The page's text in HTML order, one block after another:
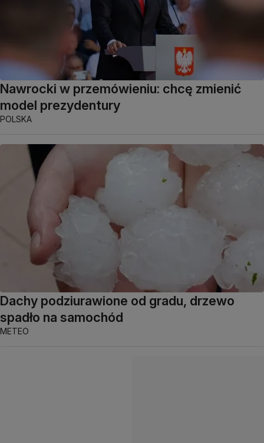
Nawrocki w przemówieniu: chcę zmienić
model prezydentury
POLSKA
Dachy podziurawione od gradu, drzewo
spadło na samochód
METEO